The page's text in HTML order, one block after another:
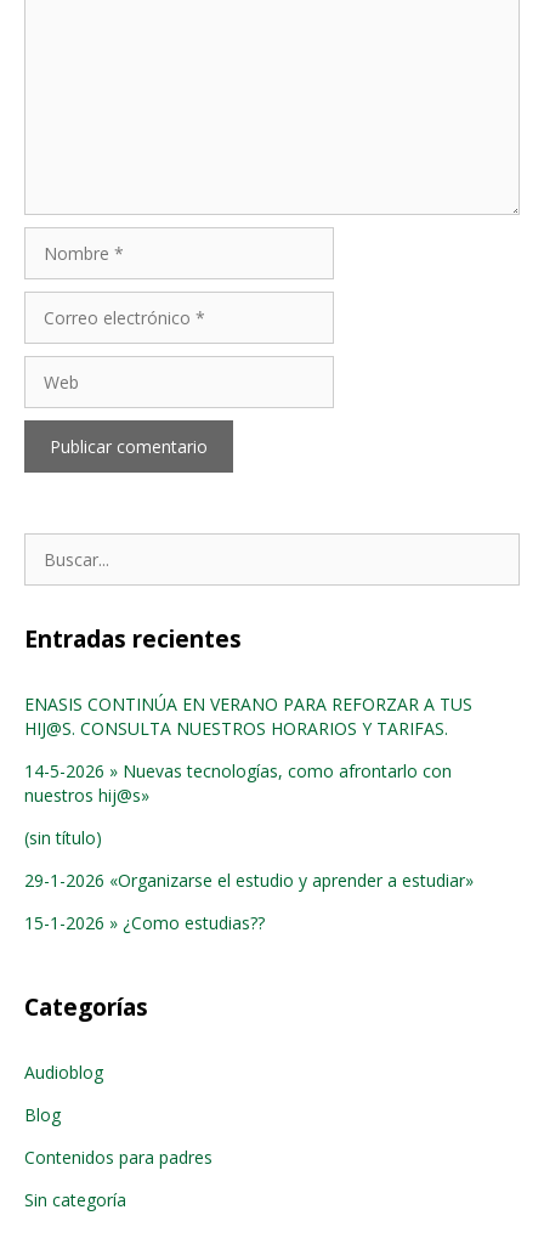
electrónico
Entradas recientes
ENASIS CONTINÚA EN VERANO PARA REFORZAR A TUS
HIJ@S. CONSULTA NUESTROS HORARIOS Y TARIFAS.
14-5-2026 » Nuevas tecnologías, como afrontarlo con
nuestros hij@s»
(sin título)
29-1-2026 «Organizarse el estudio y aprender a estudiar»
15-1-2026 » ¿Como estudias??
Categorías
Audioblog
Blog
Contenidos para padres
Sin categoría